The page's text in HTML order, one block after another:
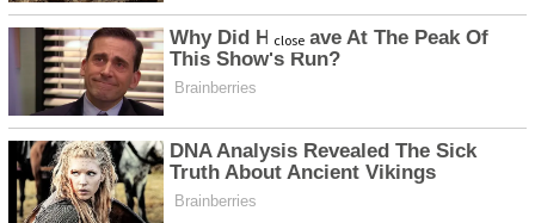
close